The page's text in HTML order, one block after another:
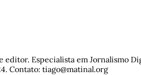
Especialista em Jornalismo
Contato: tiago@matinal.org